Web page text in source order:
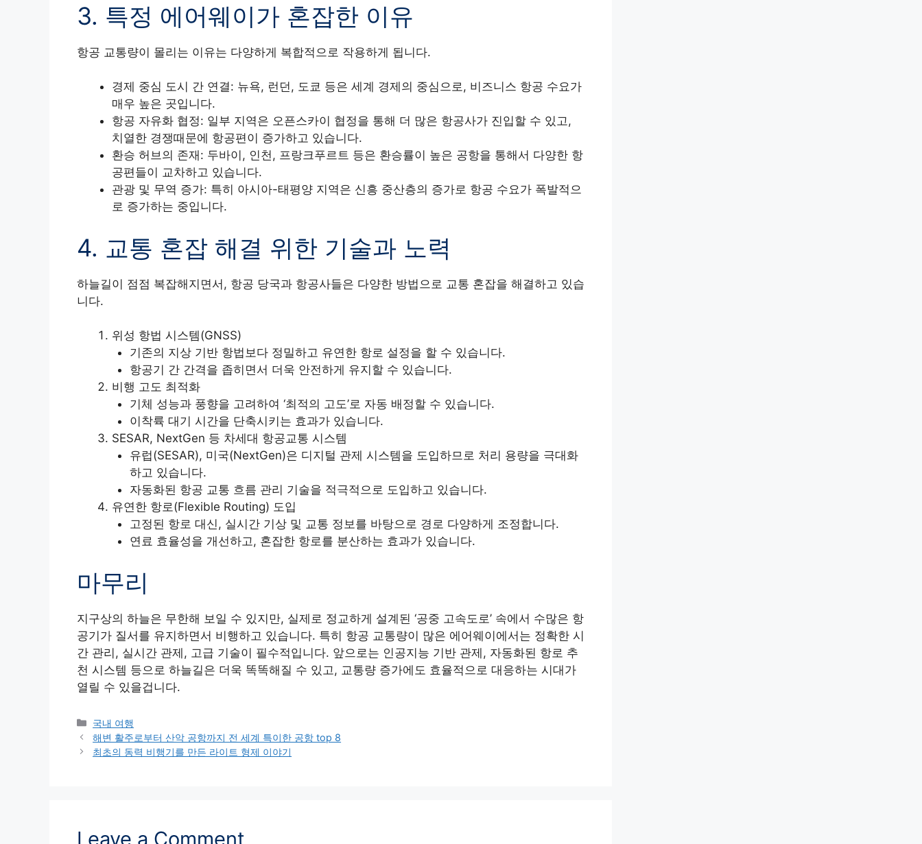
3. 특정 에어웨이가 혼잡한 이유
항공 교통량이 몰리는 이유는 다양하게 복합적으로 작용하게 됩니다.
경제 중심 도시 간 연결: 뉴욕, 런던, 도쿄 등은 세계 경제의 중심으로, 비즈니스 항공 수요가
매우 높은 곳입니다.
항공 자유화 협정: 일부 지역은 오픈스카이 협정을 통해 더 많은 항공사가 진입할 수 있고,
치열한 경쟁때문에 항공편이 증가하고 있습니다.
환승 허브의 존재: 두바이, 인천, 프랑크푸르트 등은 환승률이 높은 공항을 통해서 다양한 항
공편들이 교차하고 있습니다.
관광 및 무역 증가: 특히 아시아-태평양 지역은 신흥 중산층의 증가로 항공 수요가 폭발적으
로 증가하는 중입니다.
4. 교통 혼잡 해결 위한 기술과 노력
하늘길이 점점 복잡해지면서, 항공 당국과 항공사들은 다양한 방법으로 교통 혼잡을 해결하고 있습
니다.
위성 항법 시스템(GNSS)
기존의 지상 기반 항법보다 정밀하고 유연한 항로 설정을 할 수 있습니다.
항공기 간 간격을 좁히면서 더욱 안전하게 유지할 수 있습니다.
비행 고도 최적화
기체 성능과 풍향을 고려하여 ‘최적의 고도’로 자동 배정할 수 있습니다.
이착륙 대기 시간을 단축시키는 효과가 있습니다.
SESAR, NextGen 등 차세대 항공교통 시스템
유럽(SESAR), 미국(NextGen)은 디지털 관제 시스템을 도입하므로 처리 용량을 극대화
하고 있습니다.
자동화된 항공 교통 흐름 관리 기술을 적극적으로 도입하고 있습니다.
유연한 항로(Flexible Routing) 도입
고정된 항로 대신, 실시간 기상 및 교통 정보를 바탕으로 경로 다양하게 조정합니다.
연료 효율성을 개선하고, 혼잡한 항로를 분산하는 효과가 있습니다.
마무리
지구상의 하늘은 무한해 보일 수 있지만, 실제로 정교하게 설계된 ‘공중 고속도로’ 속에서 수많은 항
공기가 질서를 유지하면서 비행하고 있습니다. 특히 항공 교통량이 많은 에어웨이에서는 정확한 시
간 관리, 실시간 관제, 고급 기술이 필수적입니다. 앞으로는 인공지능 기반 관제, 자동화된 항로 추
천 시스템 등으로 하늘길은 더욱 똑똑해질 수 있고, 교통량 증가에도 효율적으로 대응하는 시대가
열릴 수 있을겁니다.
Categories
국내 여행
해변 활주로부터 산악 공항까지 전 세계 특이한 공항 top 8
최초의 동력 비행기를 만든 라이트 형제 이야기
Leave a Comment